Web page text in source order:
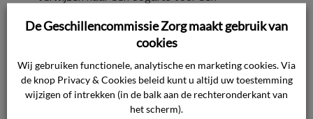
kunnen bedenken is het feit dat bijwerkingen
van het door de consument gebruikte medicijn,
zijnde Seroxat, in haar specifieke situatie een rol
heeft gespeeld bij de progressieve ontwikkeling
van de cataract. De consument kwam bij ons
De Geschillencommissie Zorg maakt gebruik van
cookies
Wij gebruiken functionele, analytische en marketing cookies. Via
de knop Privacy & Cookies beleid kunt u altijd uw toestemming
wijzigen of intrekken (in de balk aan de rechteronderkant van
het scherm).